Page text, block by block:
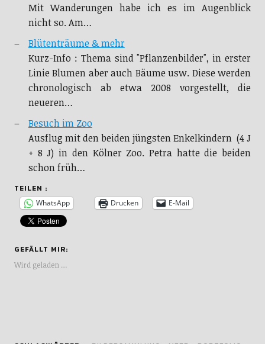
Mit Wanderungen habe ich es im Augenblick
nicht so. Am…
Blütenträume & mehr
Kurz-Info : Thema sind "Pflanzenbilder", in erster
Linie Blumen aber auch Bäume usw. Diese werden
chronologisch ab etwa 2008 vorgestellt, die
neueren…
Besuch im Zoo
Ausflug mit den beiden jüngsten Enkelkindern (4 J
+ 8 J) in den Kölner Zoo. Petra hatte die beiden
schon früh…
TEILEN :
WhatsApp Drucken E-Mail
GEFÄLLT MIR:
Wird geladen …